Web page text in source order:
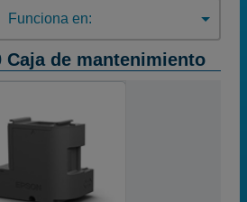
Funciona en:
Caja de mantenimiento